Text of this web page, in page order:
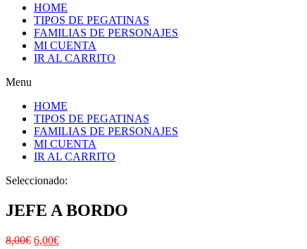
HOME
TIPOS DE PEGATINAS
FAMILIAS DE PERSONAJES
MI CUENTA
IR AL CARRITO
Menu
HOME
TIPOS DE PEGATINAS
FAMILIAS DE PERSONAJES
MI CUENTA
IR AL CARRITO
Seleccionado:
JEFE A BORDO
8,00€ 6,00€